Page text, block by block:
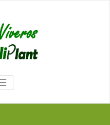
TOGGLE
NAVIGATION